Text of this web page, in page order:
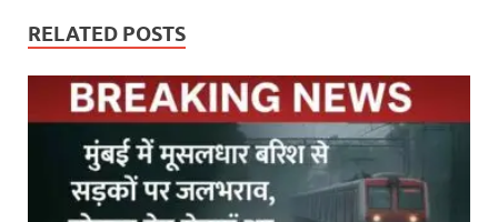
s
A
p
p
b
o
o
k
er
ie
n
dl
y
a
m
Li
n
k
RELATED POSTS